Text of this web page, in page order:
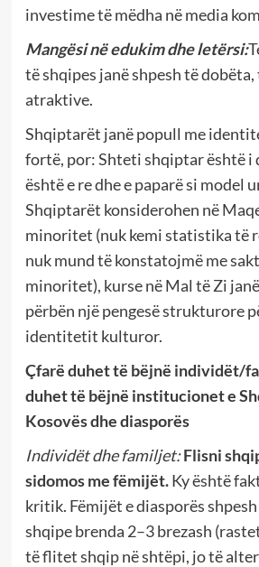
investime të mëdha në media
Mangësi në edukim dhe letërsi:
të shqipes janë shpesh të
atraktive.
Shqiptarët janë popull me
fortë, por: Shteti shqiptar është i
është e re dhe e paparë si model
Shqiptarët konsiderohen në
minoritet (nuk kemi statistika të
nuk mund të konstatojmë me
minoritet), kurse në Mal të Zi
përbën një pengesë strukturore
identitetit kulturor.
Çfarë duhet të bëjnë individët/
duhet të bëjnë institucionet e
Kosovës dhe diasporës
Individët dhe familjet:Flisni
sidomos me fëmijët.Ky është
kritik. Fëmijët e diasporës
shqipe brenda 2–3 brezash
të flitet shqip në shtëpi, jo të